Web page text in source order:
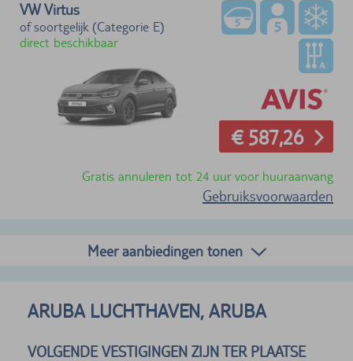
VW Virtus
of soortgelijk (Categorie E)
direct beschikbaar
€ 587,26
Gratis annuleren tot 24 uur voor huuraanvang
Gebruiksvoorwaarden
Meer aanbiedingen tonen
ARUBA LUCHTHAVEN, ARUBA
VOLGENDE VESTIGINGEN ZIJN TER PLAATSE